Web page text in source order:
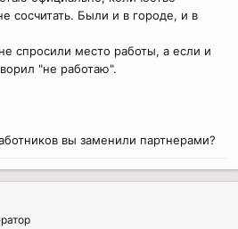
сосчитать. Были и в городе, и в
спросили место работы, а если и
"не работаю".
вы заменили партнерами?